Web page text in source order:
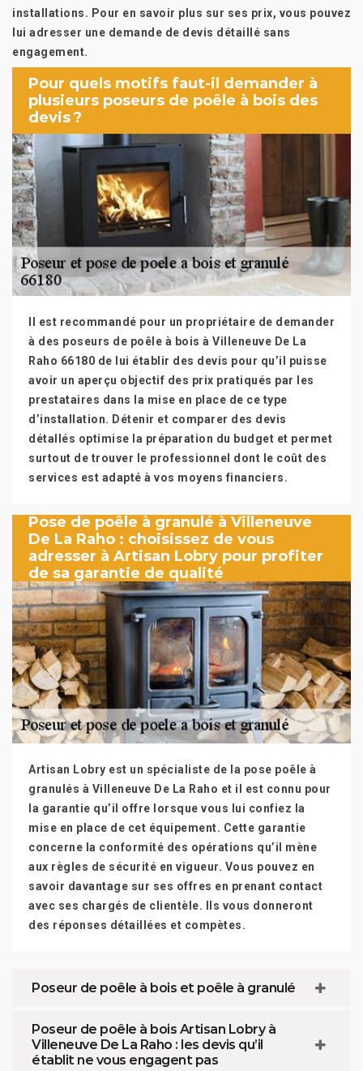
installations. Pour en savoir plus sur ses prix, vous pouvez
lui adresser une demande de devis détaillé sans
engagement.
Pour quels motifs faut-il demander à
plusieurs poseurs de poêle à bois des
devis ?
Il est recommandé pour un propriétaire de demander
à des poseurs de poêle à bois à Villeneuve De La
Raho 66180 de lui établir des devis pour qu’il puisse
avoir un aperçu objectif des prix pratiqués par les
prestataires dans la mise en place de ce type
d’installation. Détenir et comparer des devis
détallés optimise la préparation du budget et permet
surtout de trouver le professionnel dont le coût des
services est adapté à vos moyens financiers.
Pose de poêle à granulé à Villeneuve
De La Raho : choisissez de vous
adresser à Artisan Lobry pour profiter
de sa garantie de qualité
Artisan Lobry est un spécialiste de la pose poêle à
granulés à Villeneuve De La Raho et il est connu pour
la garantie qu’il offre lorsque vous lui confiez la
mise en place de cet équipement. Cette garantie
concerne la conformité des opérations qu’il mène
aux règles de sécurité en vigueur. Vous pouvez en
savoir davantage sur ses offres en prenant contact
avec ses chargés de clientèle. Ils vous donneront
des réponses détaillées et compètes.
Poseur de poêle à bois et poêle à granulé
Poseur de poêle à bois Artisan Lobry à
Villeneuve De La Raho : les devis qu’il
établit ne vous engagent pas